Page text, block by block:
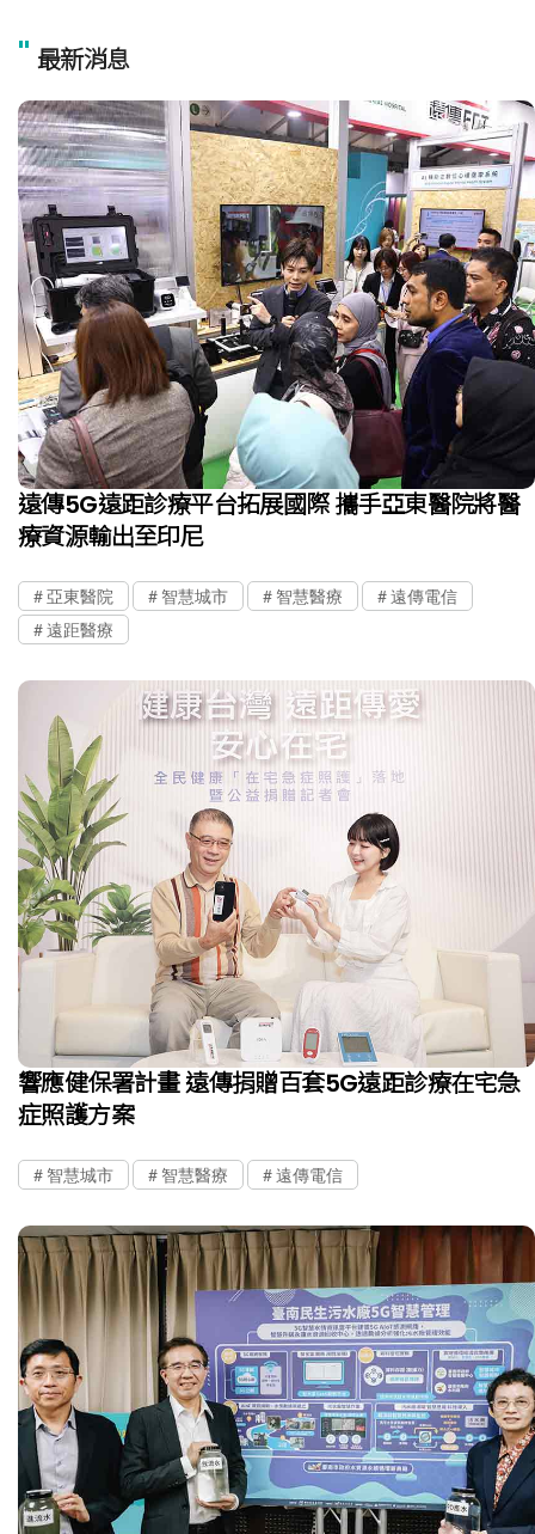
" 最新消息
遠傳5G遠距診療平台拓展國際 攜手亞東醫院將醫
療資源輸出至印尼
亞東醫院 智慧城市 智慧醫療
遠傳電信
遠距醫療
響應健保署計畫 遠傳捐贈百套5G遠距診療在宅急
症照護方案
智慧城市 智慧醫療 遠傳電信